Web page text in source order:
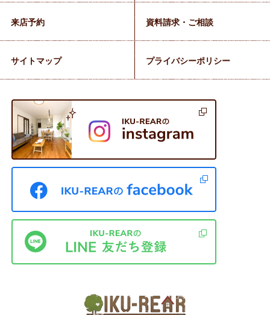
来店予約 資料請求・ご相談
サイトマップ プライバシーポリシー